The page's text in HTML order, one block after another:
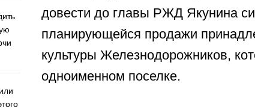
довести до главы РЖД Якунина
планирующейся продажи
культуры Железнодорожников,
одноименном поселке.